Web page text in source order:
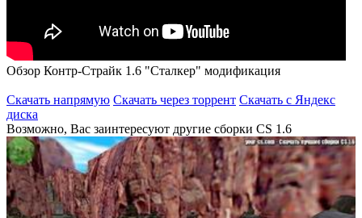
Обзор Контр-Страйк 1.6 "Сталкер" модификация
Скачать напрямую Скачать через торрент Скачать с Яндекс
диска
Возможно, Вас заинтересуют другие сборки CS 1.6